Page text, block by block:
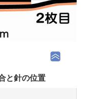
と針の位置